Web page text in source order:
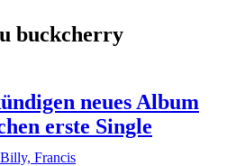
buckcherry
neues Album
erste Single